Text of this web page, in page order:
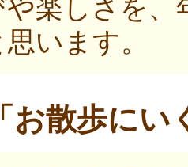
楽しさを
います。
お散歩にい